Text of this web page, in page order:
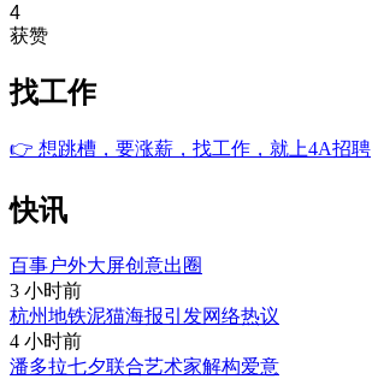
4
获赞
找工作
👉 想跳槽，要涨薪，找工作，就上4A招聘
快讯
百事户外大屏创意出圈
3 小时前
杭州地铁泥猫海报引发网络热议
4 小时前
潘多拉七夕联合艺术家解构爱意